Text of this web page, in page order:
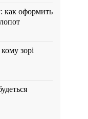
как оформить
зорі